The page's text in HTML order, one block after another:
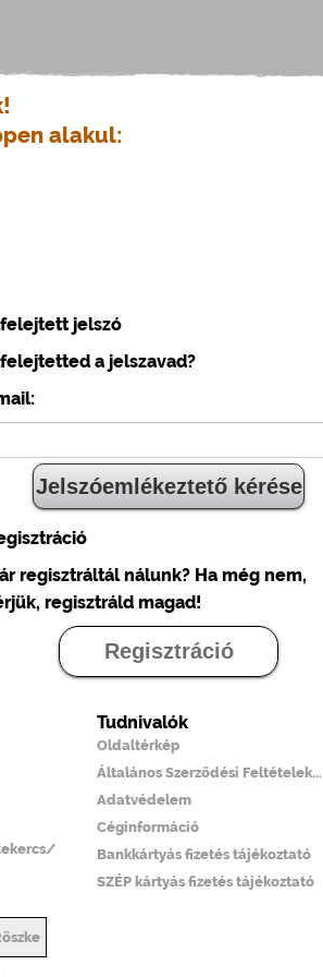
alakul:
jelszó
a jelszavad?
regisztráltál nálunk? Ha még nem,
regisztráld magad!
Regisztráció
Tudnivalók
Oldaltérkép
Általános Szerződési Feltételek...
Adatvédelem
Céginformáció
Bankkártyás fizetés tájékoztató
SZÉP kártyás fizetés tájékoztató